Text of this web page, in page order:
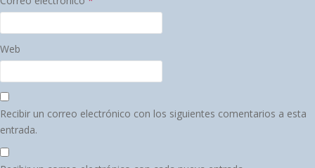
Web
Recibir un correo electrónico con los siguientes comentarios a esta
entrada.